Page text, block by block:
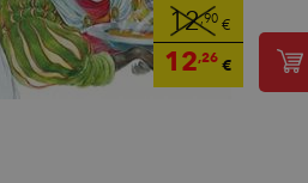
12,90€
12,26€